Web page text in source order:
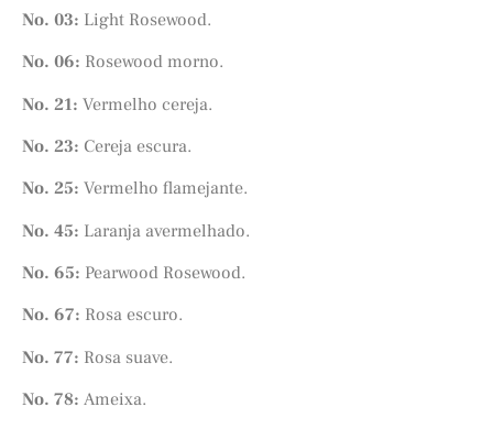
No. 03: Light Rosewood.
No. 06: Rosewood morno.
No. 21: Vermelho cereja.
No. 23: Cereja escura.
No. 25: Vermelho flamejante.
No. 45: Laranja avermelhado.
No. 65: Pearwood Rosewood.
No. 67: Rosa escuro.
No. 77: Rosa suave.
No. 78: Ameixa.